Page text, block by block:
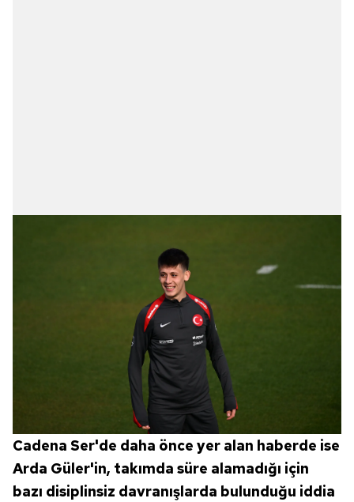
Cadena Ser'de daha önce yer alan haberde ise
Arda Güler'in, takımda süre alamadığı için
bazı disiplinsiz davranışlarda bulunduğu iddia